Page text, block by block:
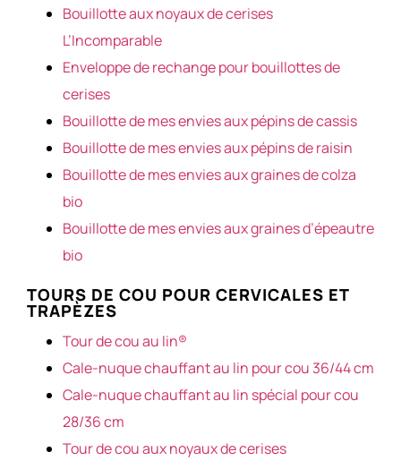
Bouillotte aux noyaux de cerises
L’Incomparable
Enveloppe de rechange pour bouillottes de
cerises
Bouillotte de mes envies aux pépins de cassis
Bouillotte de mes envies aux pépins de raisin
Bouillotte de mes envies aux graines de colza
bio
Bouillotte de mes envies aux graines d’épeautre
bio
TOURS DE COU POUR CERVICALES ET
TRAPÈZES
Tour de cou au lin®
Cale-nuque chauffant au lin pour cou 36/44 cm
Cale-nuque chauffant au lin spécial pour cou
28/36 cm
Tour de cou aux noyaux de cerises